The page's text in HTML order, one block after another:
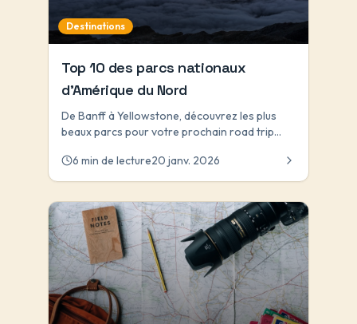
l'histoire millénaire de cette perle ibérique,
parfaite pour une exploration en toute liberté
à bord de votre maison roulante.
Destinations
Top 10 des parcs nationaux
d'Amérique du Nord
De Banff à Yellowstone, découvrez les plus
beaux parcs pour votre prochain road trip
6 min de lecture20 janv. 2026